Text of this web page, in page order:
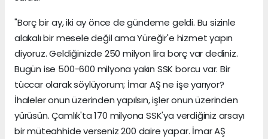
"Borç bir ay, iki ay önce de gündeme geldi. Bu sizinle
alakalı bir mesele değil ama Yüreğir'e hizmet yapın
diyoruz. Geldiğinizde 250 milyon lira borç var dediniz.
Bugün ise 500-600 milyona yakın SSK borcu var. Bir
tüccar olarak söylüyorum; İmar AŞ ne işe yarıyor?
İhaleler onun üzerinden yapılsın, işler onun üzerinden
yürüsün. Çamlık'ta 170 milyona SSK'ya verdiğiniz arsayı
bir müteahhide verseniz 200 daire yapar. İmar AŞ